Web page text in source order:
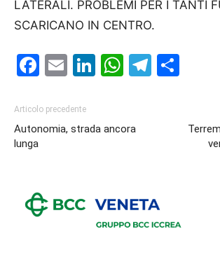
LATERALI. PROBLEMI PER I TANTI
SCARICANO IN CENTRO.
Facebook
EmailLinkedIn
WhatsApp
Articolo precedente
Autonomia, strada ancora
lunga